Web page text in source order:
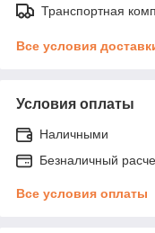
Транспортная
Все условия
Условия оплаты
Наличными
Безналичный
Все условия оплаты